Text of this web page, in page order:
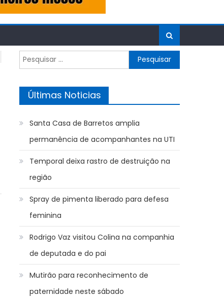
Pesquisar
por:
Últimas Noticias
Santa Casa de Barretos amplia
permanência de acompanhantes na UTI
Temporal deixa rastro de destruição na
região
Spray de pimenta liberado para defesa
feminina
Rodrigo Vaz visitou Colina na companhia
de deputada e do pai
Mutirão para reconhecimento de
paternidade neste sábado